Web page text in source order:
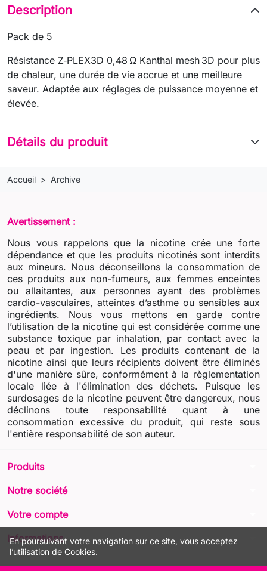
En poursuivant votre navigation sur ce site, vous acceptez
l’utilisation de Cookies.
Description
Pack de 5
Résistance Z‑PLEX3D 0,48 Ω Kanthal mesh 3D pour plus
de chaleur, une durée de vie accrue et une meilleure
saveur. Adaptée aux réglages de puissance moyenne et
élevée.
Détails du produit
Accueil Archive
Avertissement :
Nous vous rappelons que la nicotine crée une forte
dépendance et que les produits nicotinés sont interdits
aux mineurs. Nous déconseillons la consommation de
ces produits aux non-fumeurs, aux femmes enceintes
ou allaitantes, aux personnes ayant des problèmes
cardio-vasculaires, atteintes d’asthme ou sensibles aux
ingrédients. Nous vous mettons en garde contre
l’utilisation de la nicotine qui est considérée comme une
substance toxique par inhalation, par contact avec la
peau et par ingestion. Les produits contenant de la
nicotine ainsi que leurs récipients doivent être éliminés
d'une manière sûre, conformément à la règlementation
locale liée à l'élimination des déchets. Puisque les
surdosages de la nicotine peuvent être dangereux, nous
déclinons toute responsabilité quant à une
consommation excessive du produit, qui reste sous
l'entière responsabilité de son auteur.
Produits
Notre société
Votre compte
Informations